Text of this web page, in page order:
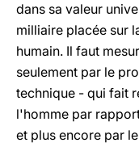
dans sa valeur
milliaire placée sur
humain. Il faut
seulement par le
technique - qui fait
l'homme par
et plus encore par